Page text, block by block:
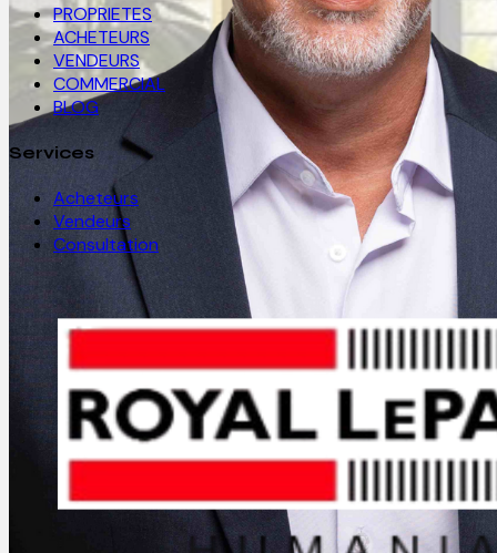
PROPRIETES
ACHETEURS
VENDEURS
COMMERCIAL
BLOG
Services
Acheteurs
Vendeurs
Consultation